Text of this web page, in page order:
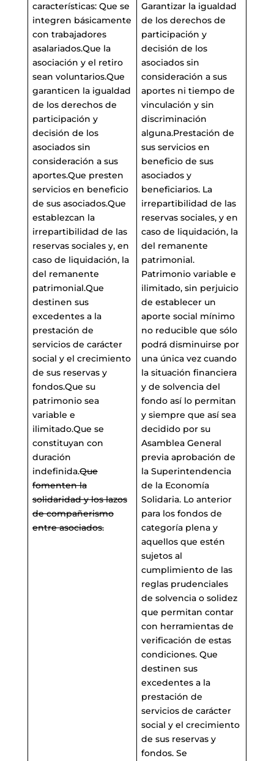
características: Que se
integren básicamente
con trabajadores
asalariados.Que la
asociación y el retiro
sean voluntarios.Que
garanticen la igualdad
de los derechos de
participación y
decisión de los
asociados sin
consideración a sus
aportes.Que presten
servicios en beneficio
de sus asociados.Que
establezcan la
irrepartibilidad de las
reservas sociales y, en
caso de liquidación, la
del remanente
patrimonial.Que
destinen sus
excedentes a la
prestación de
servicios de carácter
social y el crecimiento
de sus reservas y
fondos.Que su
patrimonio sea
variable e
ilimitado.Que se
constituyan con
duración
indefinida.Que
fomenten la
solidaridad y los lazos
de compañerismo
entre asociados.
Garantizar la igualdad
de los derechos de
participación y
decisión de los
asociados sin
consideración a sus
aportes ni tiempo de
vinculación y sin
discriminación
alguna.Prestación de
sus servicios en
beneficio de sus
asociados y
beneficiarios. La
irrepartibilidad de las
reservas sociales, y en
caso de liquidación, la
del remanente
patrimonial.
Patrimonio variable e
ilimitado, sin perjuicio
de establecer un
aporte social mínimo
no reducible que sólo
podrá disminuirse por
una única vez cuando
la situación financiera
y de solvencia del
fondo así lo permitan
y siempre que así sea
decidido por su
Asamblea General
previa aprobación de
la Superintendencia
de la Economía
Solidaria. Lo anterior
para los fondos de
categoría plena y
aquellos que estén
sujetos al
cumplimiento de las
reglas prudenciales
de solvencia o solidez
que permitan contar
con herramientas de
verificación de estas
condiciones. Que
destinen sus
excedentes a la
prestación de
servicios de carácter
social y el crecimiento
de sus reservas y
fondos. Se